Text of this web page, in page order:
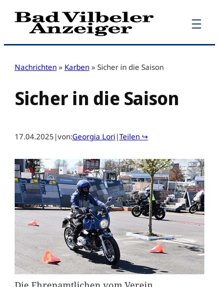
Zum
Inhalt
Nachrichten » Karben » Sicher in die Saison
Sicher in die Saison
17.04.2025 |von:Georgia Lori |Teilen ↪